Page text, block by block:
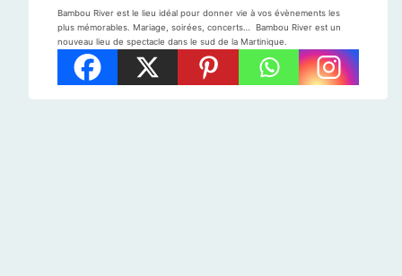
Bambou River est le lieu idéal pour donner vie à vos évènements les
plus mémorables. Mariage, soirées, concerts… Bambou River est un
nouveau lieu de spectacle dans le sud de la Martinique.